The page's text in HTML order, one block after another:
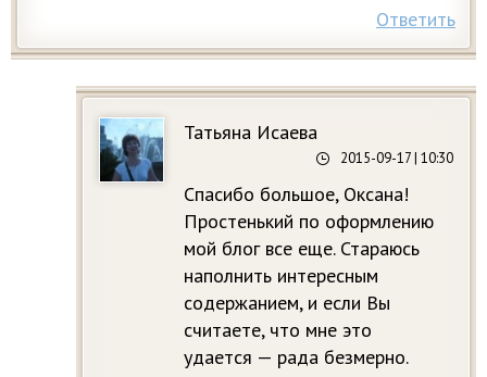
Ответить
Татьяна Исаева
2015-09-17| 10:30
Спасибо большое, Оксана!
Простенький по оформлению
мой блог все еще. Стараюсь
наполнить интересным
содержанием, и если Вы
считаете, что мне это
удается — рада безмерно.